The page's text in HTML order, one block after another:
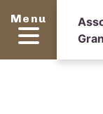
Menu